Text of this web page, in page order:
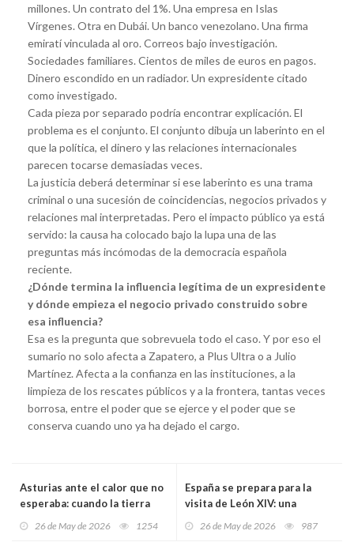
millones. Un contrato del 1%. Una empresa en Islas
Vírgenes. Otra en Dubái. Un banco venezolano. Una firma
emiratí vinculada al oro. Correos bajo investigación.
Sociedades familiares. Cientos de miles de euros en pagos.
Dinero escondido en un radiador. Un expresidente citado
como investigado.
Cada pieza por separado podría encontrar explicación. El
problema es el conjunto. El conjunto dibuja un laberinto en el
que la política, el dinero y las relaciones internacionales
parecen tocarse demasiadas veces.
La justicia deberá determinar si ese laberinto es una trama
criminal o una sucesión de coincidencias, negocios privados y
relaciones mal interpretadas. Pero el impacto público ya está
servido: la causa ha colocado bajo la lupa una de las
preguntas más incómodas de la democracia española
reciente.
¿Dónde termina la influencia legítima de un expresidente
y dónde empieza el negocio privado construido sobre
esa influencia?
Esa es la pregunta que sobrevuela todo el caso. Y por eso el
sumario no solo afecta a Zapatero, a Plus Ultra o a Julio
Martínez. Afecta a la confianza en las instituciones, a la
limpieza de los rescates públicos y a la frontera, tantas veces
borrosa, entre el poder que se ejerce y el poder que se
conserva cuando uno ya ha dejado el cargo.
Asturias ante el calor que no
esperaba: cuando la tierra
26 de May de 2026 1254
España se prepara para la
visita de León XIV: una
migración y grandes
26 de May de 2026 987